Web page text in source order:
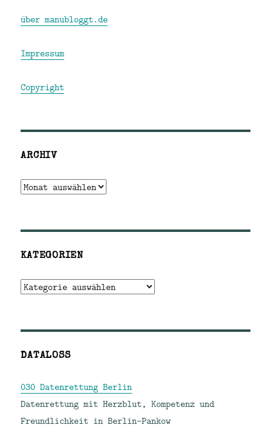
über manubloggt.de
Impressum
Copyright
ARCHIV
Archiv
KATEGORIEN
Kategorien
DATALOSS
030 Datenrettung Berlin
Datenrettung mit Herzblut, Kompetenz und
Freundlichkeit in Berlin-Pankow